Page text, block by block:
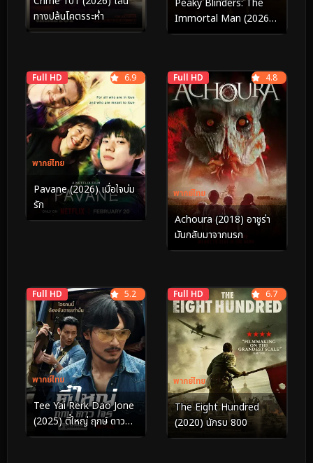
ทางปล้นโคตรระห่ำ
Peaky Blinders: The
Immortal Man (2026)
พีกี้ ไบลน์เดอร์ส: ชายผู้เป็น
Full HD
พากย์ไทย
6.9
Pavane (2026) เมื่อใจบ่ม
รัก
Full HD
พากย์ไทย
4.8
Achoura (2018) อาชูร่า
มันกลับมาจากนรก
Full HD
พากย์ไทย
5.2
Tee Yai Rerk Dao Jone
(2025) ตี๋ใหญ่ ฤกษ์ ดาว
โจร
Full HD
พากย์ไทย
6.7
The Eight Hundred
(2020) นักรบ 800